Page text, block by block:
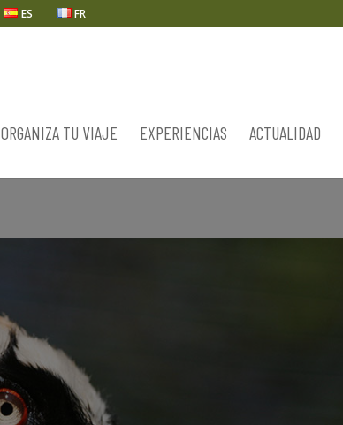
ES FR
ORGANIZA TU VIAJE EXPERIENCIAS ACTUALIDAD